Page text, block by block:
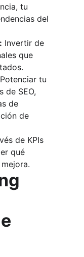
tu
del
Invertir de
que
Potenciar tu
de SEO,
de
de
de KPIs
qué